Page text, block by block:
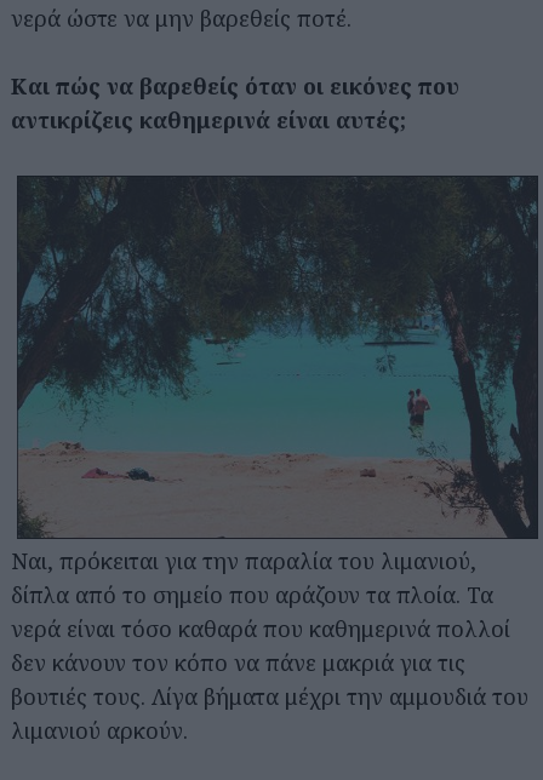
νερά ώστε να μην βαρεθείς ποτέ.
Και πώς να βαρεθείς όταν οι εικόνες που
αντικρίζεις καθημερινά είναι αυτές;
Ναι, πρόκειται για την παραλία του λιμανιού,
δίπλα από το σημείο που αράζουν τα πλοία. Τα
νερά είναι τόσο καθαρά που καθημερινά πολλοί
δεν κάνουν τον κόπο να πάνε μακριά για τις
βουτιές τους. Λίγα βήματα μέχρι την αμμουδιά του
λιμανιού αρκούν.